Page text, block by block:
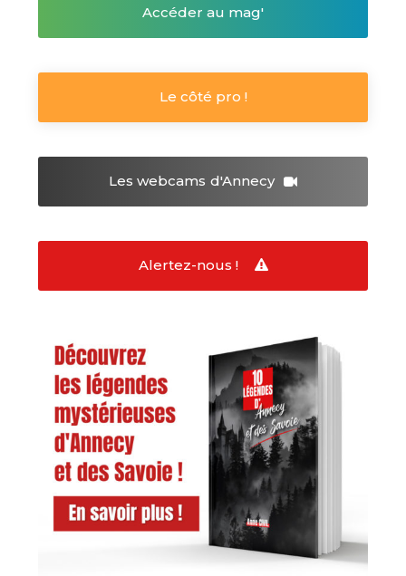
Accéder au mag'
Le côté pro !
Les webcams d'Annecy
Alertez-nous !